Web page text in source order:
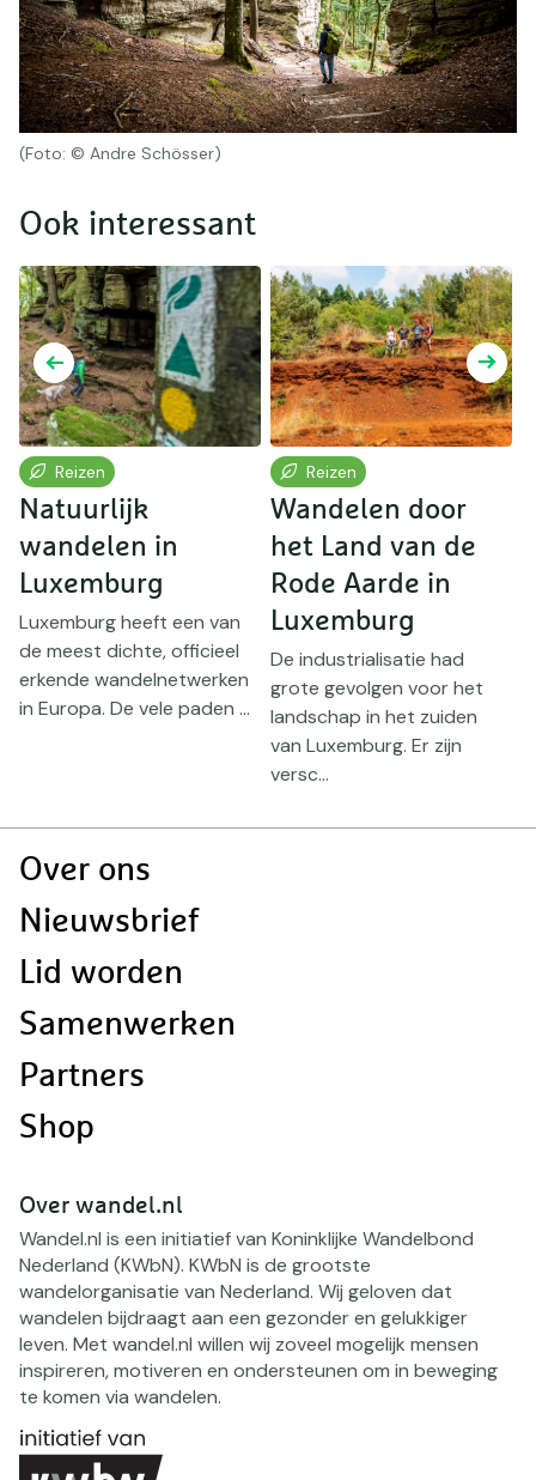
(Foto: © Andre Schösser)
Ook interessant
Reizen
Natuurlijk
wandelen in
Luxemburg
Luxemburg heeft een van
de meest dichte, officieel
erkende wandelnetwerken
in Europa. De vele paden ...
Reizen
Wandelen door
het Land van de
Rode Aarde in
Luxemburg
De industrialisatie had
grote gevolgen voor het
landschap in het zuiden
van Luxemburg. Er zijn
versc...
Doormat
Over ons
Nieuwsbrief
Lid worden
Samenwerken
Partners
Shop
Over wandel.nl
Wandel.nl is een initiatief van Koninklijke Wandelbond
Nederland (KWbN). KWbN is de grootste
wandelorganisatie van Nederland. Wij geloven dat
wandelen bijdraagt aan een gezonder en gelukkiger
leven. Met wandel.nl willen wij zoveel mogelijk mensen
inspireren, motiveren en ondersteunen om in beweging
te komen via wandelen.